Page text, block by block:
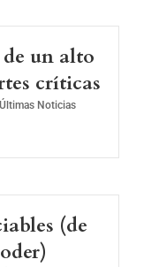
un alto
críticas
Últimas Noticias
(de